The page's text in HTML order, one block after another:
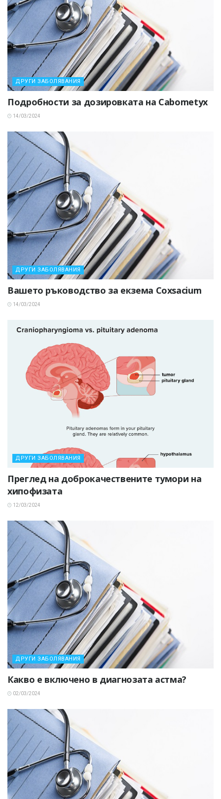
ДРУГИ ЗАБОЛЯВАНИЯ
Подробности за дозировката на Cabometyx
14/03/2024
ДРУГИ ЗАБОЛЯВАНИЯ
Вашето ръководство за екзема Coxsacium
14/03/2024
ДРУГИ ЗАБОЛЯВАНИЯ
Преглед на доброкачествените тумори на
хипофизата
12/03/2024
ДРУГИ ЗАБОЛЯВАНИЯ
Какво е включено в диагнозата астма?
02/03/2024